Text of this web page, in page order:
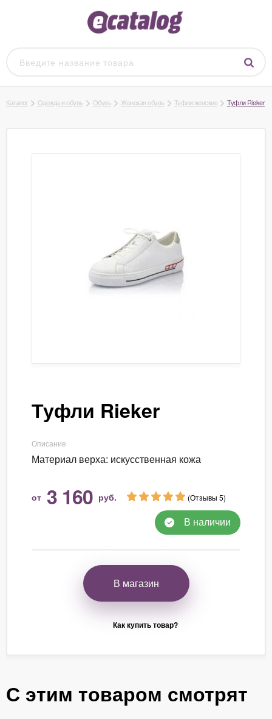
Каталог Одежда и обувь Обувь Женская обувь Туфли женские Туфли Rieker
Туфли Rieker
Описание
Материал верха: искусственная кожа
от 3 160 руб. (Отзывы 5)
В наличии
В магазин
Как купить товар?
С этим товаром смотрят